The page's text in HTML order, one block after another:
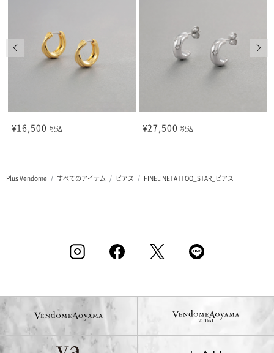
¥16,500税込 ¥27,500税込
前の画像 次
Plus Vendome すべてのアイテム ピアス FINELINETATTOO_STAR_ピアス